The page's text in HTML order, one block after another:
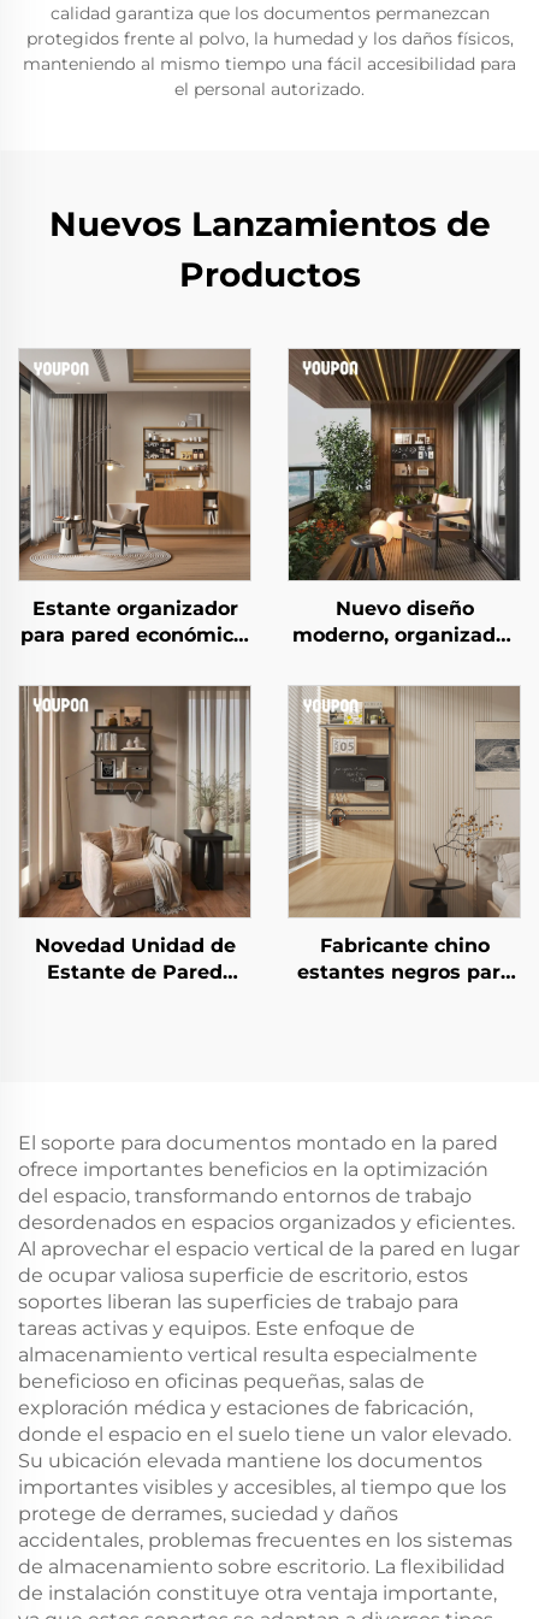
calidad garantiza que los documentos permanezcan
protegidos frente al polvo, la humedad y los daños físicos,
manteniendo al mismo tiempo una fácil accesibilidad para
el personal autorizado.
Nuevos Lanzamientos de
Productos
Estante organizador
para pared económico,
almacenamiento
montado en la pared,
estante metálico para
pared para rincón de
café
Nuevo diseño
moderno, organizador
almacenamiento
personalizado
multifuncional,
estante de
almacenamiento para
balcón
Novedad Unidad de
Estante de Pared
Fabricante chino
estantes negros para
para ventana
acristalada
El soporte para documentos montado en la pared
ofrece importantes beneficios en la optimización
del espacio, transformando entornos de trabajo
desordenados en espacios organizados y eficientes.
Al aprovechar el espacio vertical de la pared en lugar
de ocupar valiosa superficie de escritorio, estos
soportes liberan las superficies de trabajo para
tareas activas y equipos. Este enfoque de
almacenamiento vertical resulta especialmente
beneficioso en oficinas pequeñas, salas de
exploración médica y estaciones de fabricación,
donde el espacio en el suelo tiene un valor elevado.
Su ubicación elevada mantiene los documentos
importantes visibles y accesibles, al tiempo que los
protege de derrames, suciedad y daños
accidentales, problemas frecuentes en los sistemas
de almacenamiento sobre escritorio. La flexibilidad
de instalación constituye otra ventaja importante,